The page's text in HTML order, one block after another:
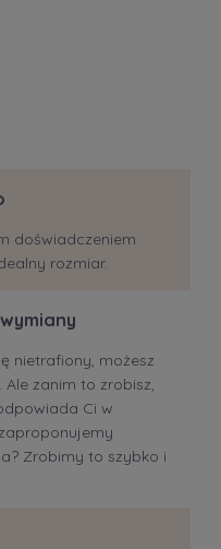
doświadczeniem
rozmiar.
nietrafiony, możesz
zanim to zrobisz,
Ci w
Zrobimy to szybko i